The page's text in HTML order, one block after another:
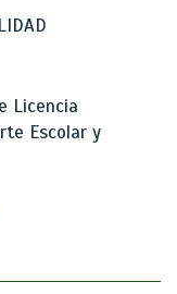
Licencia
Escolar y